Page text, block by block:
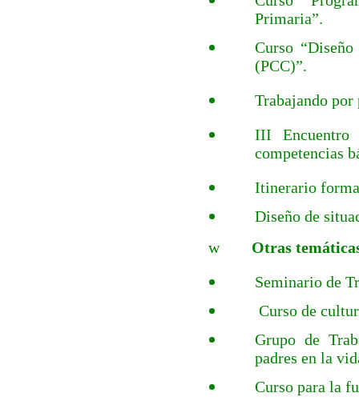
Primaria”.
Curso
(PCC)”.
Trabajando
III Encuentro
competencias
Itinerario
Diseño de
w
Otras
Seminario de
Curso de
Grupo de
padres en la
Curso para la